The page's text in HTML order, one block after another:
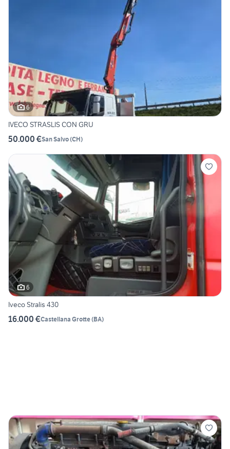
6
IVECO STRASLIS CON GRU
50.000 €San Salvo(CH)
6
Iveco Stralis 430
16.000 €Castellana Grotte(BA)